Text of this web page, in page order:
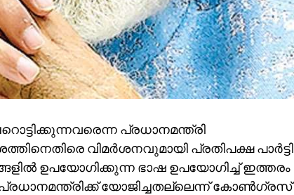
പ്രധാനമന്ത്രി
വിമര്‍ശനവുമായി പ്രതിപക്ഷ പാര്‍ട്ടി
ഉപയോഗിക്കുന്ന ഭാഷ ഉപയോഗിച്ച് ഇത്തരം
യോജിച്ചതല്ലെന്ന് കോണ്‍ഗ്രസ്